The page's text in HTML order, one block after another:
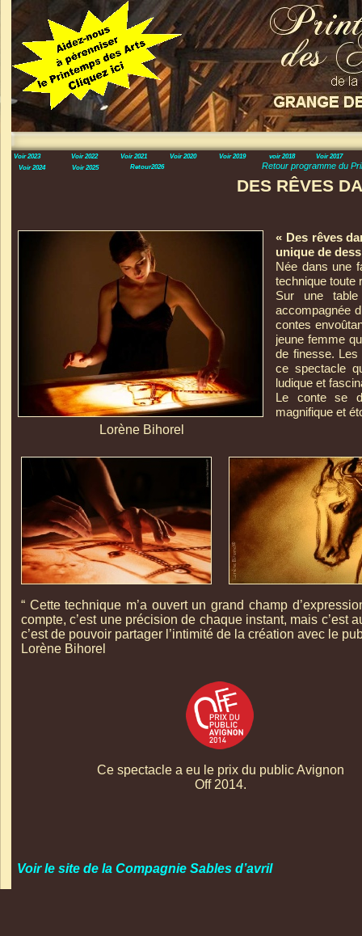
DES RÊVES
Retour programme du
« Des rêves
unique de
Née dans une
technique toute
Sur une table
accompagnée
contes
jeune femme
de finesse. Les
ce spectacle
ludique et
Le conte se
magnifique et
“ Cette technique m’a ouvert un grand champ
compte, c’est une précision de chaque instant, mais c’est
c’est de pouvoir partager l’intimité de la création avec le
Lorène Bihorel
Ce spectacle a eu le prix du public Avignon
Off 2014.
Voir le site de la Compagnie Sables d’avril
Lorène Bihorel
Voir 2023 Voir 2022 Voir 2021 Voir 2020 Voir 2019 voir 2018
Voir 2017
Voir 2024
Voir 2025 Retour2026